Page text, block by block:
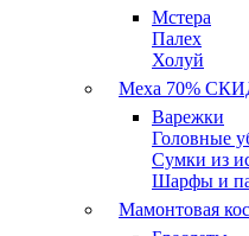
Мстера
Палех
Холуй
Меха 70%
Варежки
Головные
Сумки из
Шарфы и
Мамонтовая